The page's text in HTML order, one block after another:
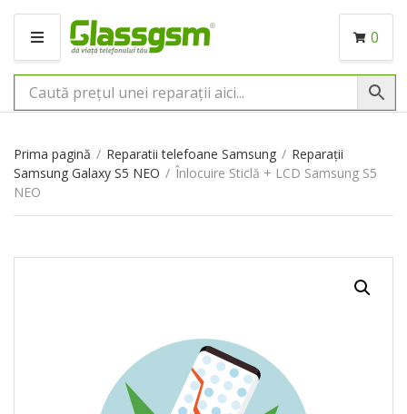
M
N
I
0
Prima pagină / Reparatii telefoane Samsung / Reparații
Samsung Galaxy S5 NEO / Înlocuire Sticlă + LCD Samsung S5
NEO